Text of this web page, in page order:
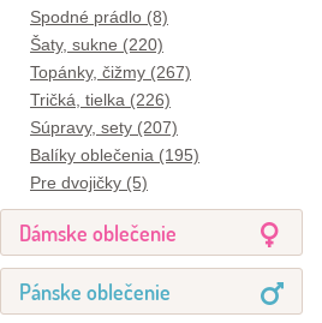
Spodné prádlo (8)
Šaty, sukne (220)
Topánky, čižmy (267)
Tričká, tielka (226)
Súpravy, sety (207)
Balíky oblečenia (195)
Pre dvojičky (5)
Dámske oblečenie
Pánske oblečenie